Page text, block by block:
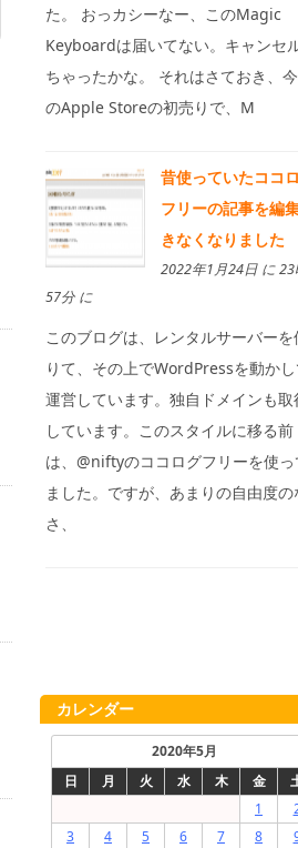
た。 おっカシーなー、このMagic
Keyboardは届いてない。キャンセ
ちゃったかな。 それはさておき、
のApple Storeの初売りで、M
昔使っていたココ
フリーの記事を編
きなくなりました
2022年1月24日 に
57分 に
このブログは、レンタルサーバーを
りて、その上でWordPressを動かし
運営しています。独自ドメインも取
しています。このスタイルに移る前
は、@niftyのココログフリーを使っ
ました。ですが、あまりの自由度の
さ、
カレンダー
2020年5月
日
月 火 水 木 金
1
3
4 5 6 7 8